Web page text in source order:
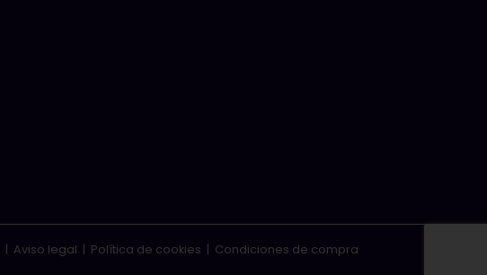
| Aviso legal | Política de cookies | Condiciones de compra